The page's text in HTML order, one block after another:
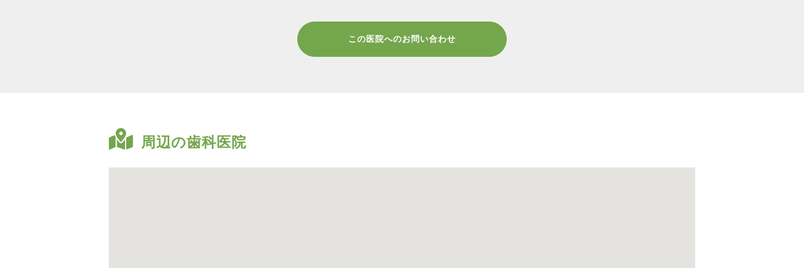
この医院へのお問い合わせ
周辺の歯科医院